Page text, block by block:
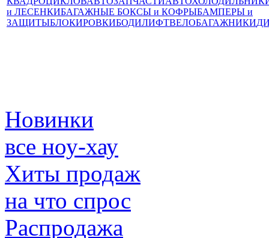
и ЛЕСЕНКИБАГАЖНЫЕ БОКСЫ и КОФРЫБАМПЕРЫ и
ЗАЩИТЫБЛОКИРОВКИБОДИЛИФТВЕЛОБАГАЖНИКИ
Новинки
все ноу-хау
Хиты продаж
на что спрос
Распродажа